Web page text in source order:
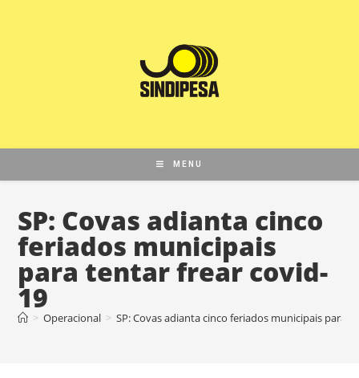
MENU
SP: Covas adianta cinco
feriados municipais
para tentar frear covid-
19
> Operacional > SP: Covas adianta cinco feriados municipais para